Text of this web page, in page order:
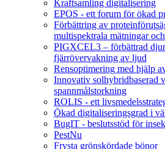
Kraftsamling digitalisering
EPOS - ett forum för ökad
Förbättring av
multispektrala mätningar
PIGXCEL3 – förbättrad
fjärrövervakning av ljud
Rensoptimering med hjälp
Innovativ solhybridbaserad
spannmålstorkning
ROLIS - ett
Ökad digitaliseringsgrad i
BugIT - beslutsstöd för
PestNu
Frysta grönskördade bönor